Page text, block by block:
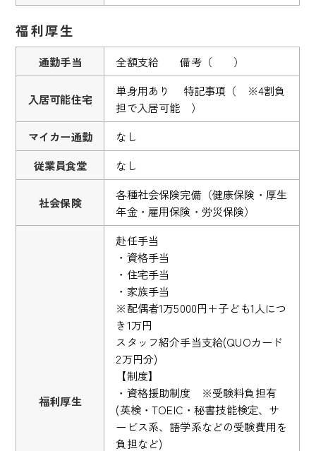
福利厚生
通勤手当 全額支給 備考（ ）
入居可能住宅
単身用あり 特記事項（ ※4割負
担で入居可能 ）
マイカー通勤
なし
従業員食堂
なし
社会保険
各種社会保険完備（健康保険・厚生
年金・雇用保険・労災保険）
福利厚生
赴任手当
・資格手当
・住宅手当
・家族手当
※配偶者1万5000円＋子ども1人につ
き1万円
スタッフ紹介手当支給(QUOカード
2万円分)
【制度】
・資格援助制度 ※受験料負担有
(英検・TOEIC・秘書技能検定、サ
ービス系、語学系などの受験費用を
負担など)